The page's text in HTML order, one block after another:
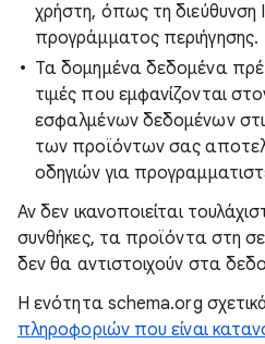
χρήστη, όπως τη διεύθυνση
προγράμματος περιήγησης.
Τα δομημένα δεδομένα
τιμές που εμφανίζονται
εσφαλμένων δεδομένων
των προϊόντων σας
οδηγιών για
Αν δεν ικανοποιείται
συνθήκες, τα προϊόντα στη
δεν θα αντιστοιχούν στα
Η ενότητα schema.org
πληροφοριών που είναι